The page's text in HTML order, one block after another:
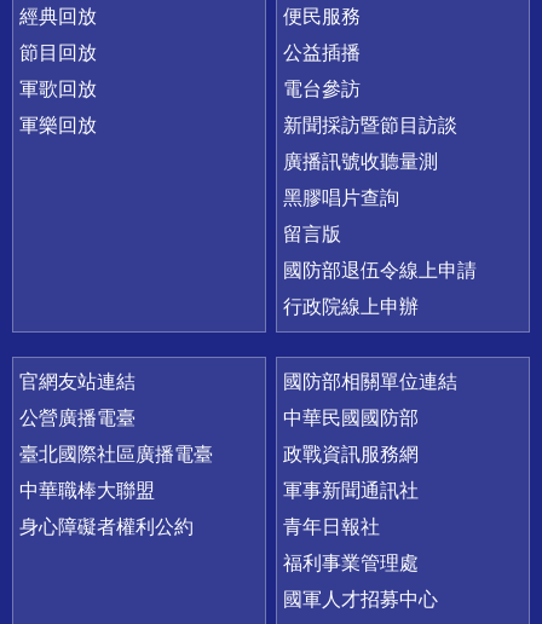
經典回放
節目回放
軍歌回放
軍樂回放
便民服務
公益插播
電台參訪
新聞採訪暨節目訪談
廣播訊號收聽量測
黑膠唱片查詢
留言版
國防部退伍令線上申請
行政院線上申辦
官網友站連結
公營廣播電臺
臺北國際社區廣播電臺
中華職棒大聯盟
身心障礙者權利公約
國防部相關單位連結
中華民國國防部
政戰資訊服務網
軍事新聞通訊社
青年日報社
福利事業管理處
國軍人才招募中心